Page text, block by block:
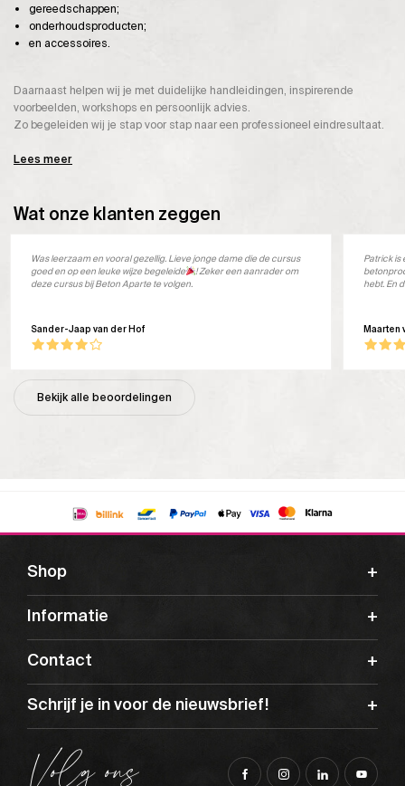
gereedschappen;
onderhoudsproducten;
en accessoires.
Daarnaast helpen wij je met duidelijke handleidingen, inspirerende
voorbeelden, workshops en persoonlijk advies.
Zo begeleiden wij je stap voor stap naar een professioneel eindresultaat.
Lees meer
Wat onze klanten zeggen
Sander-Jaap van der Hof
Was leerzaam en vooral gezellig. Lieve jonge dame die de cursus
goed en op een leuke wijze begeleide
! Zeker een aanrader om
deze cursus bij Beton Aparte te volgen.
Maarten
Patrick is
hebt. En
Bekijk alle beoordelingen
Shop
Informatie
Contact
Schrijf je in voor de nieuwsbrief!
Volg ons